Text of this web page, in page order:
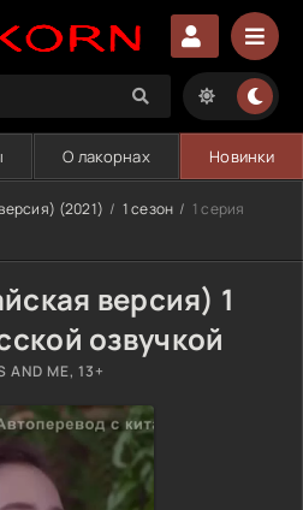
О лакорнах Новинки
(2021) 1 сезон 1 серия
версия) 1
озвучкой
AND ME, 13+